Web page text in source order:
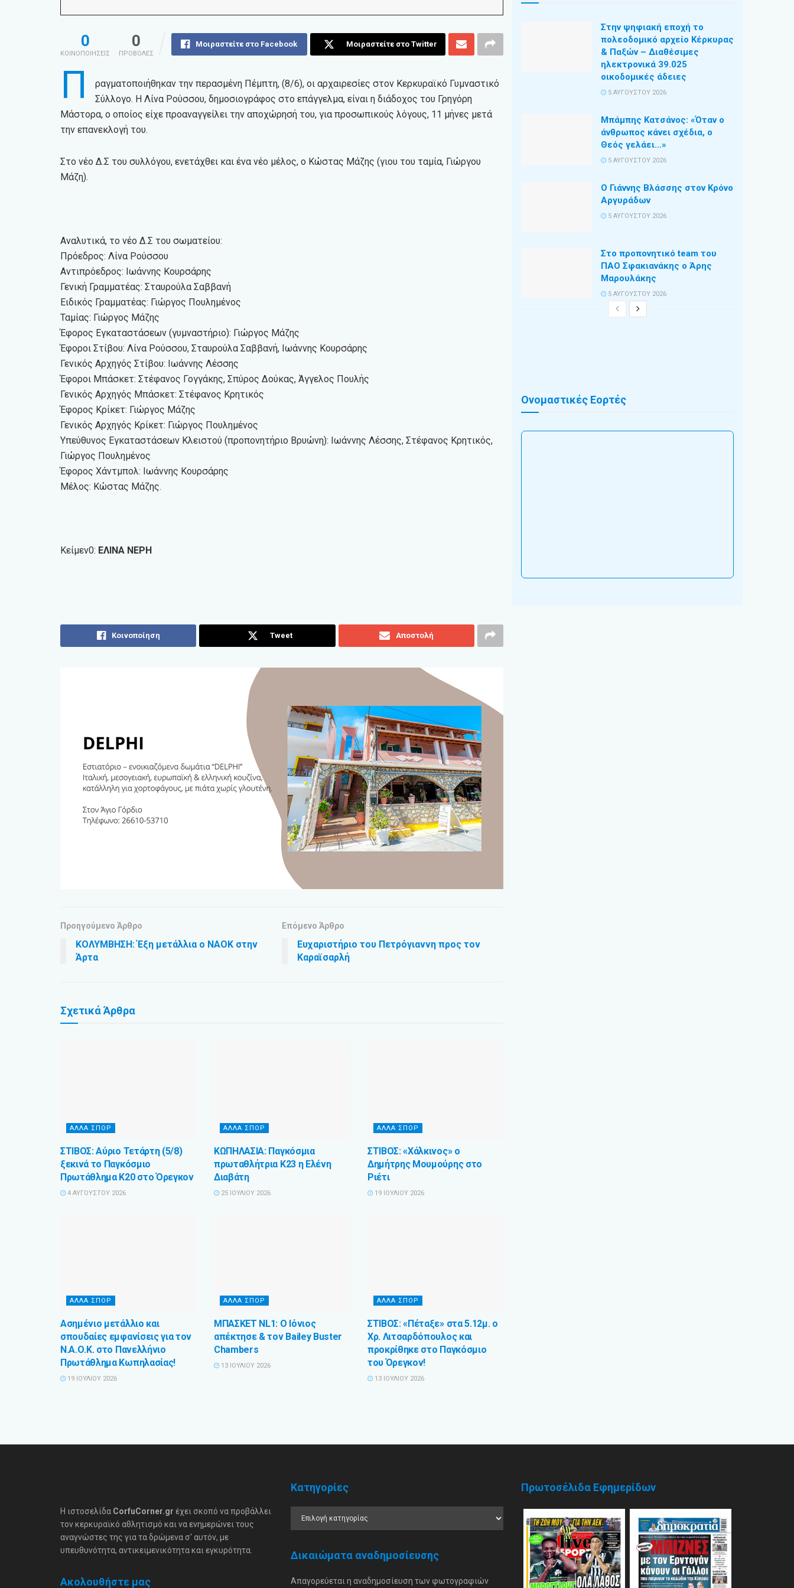
0
ΚΟΙΝΟΠΟΙΗΣΕΙΣ
0
ΠΡΟΒΟΛΕΣ
Μοιραστείτε στο Facebook Μοιραστείτε στο Twitter
Π
ραγματοποιήθηκαν την περασμένη Πέμπτη, (8/6), οι αρχαιρεσίες στον Κερκυραϊκό Γυμναστικό
Σύλλογο. Η Λίνα Ρούσσου, δημοσιογράφος στο επάγγελμα, είναι η διάδοχος του Γρηγόρη
Μάστορα, ο οποίος είχε προαναγγείλει την αποχώρησή του, για προσωπικούς λόγους, 11 μήνες μετά
την επανεκλογή του.
Στο νέο Δ.Σ του συλλόγου, ενετάχθει και ένα νέο μέλος, ο Κώστας Μάζης (γιου του ταμία, Γιώργου
Μάζη).
Αναλυτικά, το νέο Δ.Σ του σωματείου:
Πρόεδρος: Λίνα Ρούσσου
Αντιπρόεδρος: Ιωάννης Κουρσάρης
Γενική Γραμματέας: Σταυρούλα Σαββανή
Ειδικός Γραμματέας: Γιώργος Πουλημένος
Ταμίας: Γιώργος Μάζης
Έφορος Εγκαταστάσεων (γυμναστήριο): Γιώργος Μάζης
Έφοροι Στίβου: Λίνα Ρούσσου, Σταυρούλα Σαββανή, Ιωάννης Κουρσάρης
Γενικός Αρχηγός Στίβου: Ιωάννης Λέσσης
Έφοροι Μπάσκετ: Στέφανος Γογγάκης, Σπύρος Δούκας, Άγγελος Πουλής
Γενικός Αρχηγός Μπάσκετ: Στέφανος Κρητικός
Έφορος Κρίκετ: Γιώργος Μάζης
Γενικός Αρχηγός Κρίκετ: Γιώργος Πουλημένος
Υπεύθυνος Εγκαταστάσεων Κλειστού (προπονητήριο Βρυώνη): Ιωάννης Λέσσης, Στέφανος Κρητικός,
Γιώργος Πουλημένος
Έφορος Χάντμπολ: Ιωάννης Κουρσάρης
Μέλος: Κώστας Μάζης.
Κείμεν0: ΕΛΙΝΑ ΝΕΡΗ
Κοινοποίηση Tweet Αποστολή
Προηγούμενο Άρθρο
ΚΟΛΥΜΒΗΣΗ: Έξη μετάλλια ο ΝΑΟΚ στην
Άρτα
Επόμενο Άρθρο
Ευχαριστήριο του Πετρόγιαννη προς τον
Καραϊσαρλή
ΣχετικάΆρθρα
ΑΛΛΑ ΣΠΟΡ
ΣΤΙΒΟΣ: Αύριο Τετάρτη (5/8)
ξεκινά το Παγκόσμιο
Πρωτάθλημα Κ20 στο Όρεγκον
4 ΑΥΓΟΎΣΤΟΥ 2026
ΑΛΛΑ ΣΠΟΡ
ΚΩΠΗΛΑΣΙΑ: Παγκόσμια
πρωταθλήτρια Κ23 η Ελένη
Διαβάτη
25 ΙΟΥΛΊΟΥ 2026
ΑΛΛΑ ΣΠΟΡ
ΣΤΙΒΟΣ: «Χάλκινος» ο
Δημήτρης Μουμούρης στο
Ριέτι
19 ΙΟΥΛΊΟΥ 2026
ΑΛΛΑ ΣΠΟΡ
Ασημένιο μετάλλιο και
σπουδαίες εμφανίσεις για τον
Ν.Α.Ο.Κ. στο Πανελλήνιο
Πρωτάθλημα Κωπηλασίας!
19 ΙΟΥΛΊΟΥ 2026
ΑΛΛΑ ΣΠΟΡ
ΜΠΑΣΚΕΤ NL1: Ο Ιόνιος
απέκτησε & τον Bailey Buster
Chambers
13 ΙΟΥΛΊΟΥ 2026
ΑΛΛΑ ΣΠΟΡ
ΣΤΙΒΟΣ: «Πέταξε» στα 5.12μ. ο
Χρ. Λιτσαρδόπουλος και
προκρίθηκε στο Παγκόσμιο
του Όρεγκον!
13 ΙΟΥΛΊΟΥ 2026
Στην ψηφιακή εποχή το
πολεοδομικό αρχείο Κέρκυρας
& Παξών – Διαθέσιμες
ηλεκτρονικά 39.025
οικοδομικές άδειες
5 ΑΥΓΟΎΣΤΟΥ 2026
Μπάμπης Κατσάνος: «Όταν ο
άνθρωπος κάνει σχέδια, ο
Θεός γελάει…»
5 ΑΥΓΟΎΣΤΟΥ 2026
Ο Γιάννης Βλάσσης στον Κρόνο
Αργυράδων
5 ΑΥΓΟΎΣΤΟΥ 2026
Στο προπονητικό team του
ΠΑΟ Σφακιανάκης ο Άρης
Μαρουλάκης
5 ΑΥΓΟΎΣΤΟΥ 2026
Ονομαστικές Εορτές
Η ιστοσελίδα CorfuCorner.gr έχει σκοπό να προβάλλει
τον κερκυραϊκό αθλητισμό και να ενημερώνει τους
αναγνώστες της για τα δρώμενα σ' αυτόν, με
υπευθυνότητα, αντικειμενικότητα και εγκυρότητα.
Ακολουθήστε μας
Κατηγορίες
Δικαιώματα αναδημοσίευσης
Απαγορεύεται η αναδημοσίευση των φωτογραφιών
Πρωτοσέλιδα Εφημερίδων